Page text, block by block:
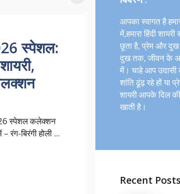
स्पेशल:
स्पेशल कलेक्शन
रंग-बिरंगी होली ...
आपका स्वागत है
में,हमारा हिंदी
छूता है, प्रेम और
दुख तक, जीवन के
में। चाहे आप उदासी
शांति ढूंढ़ रहे हों या
शायरी आपके दिल
खाती है।
Recent Posts